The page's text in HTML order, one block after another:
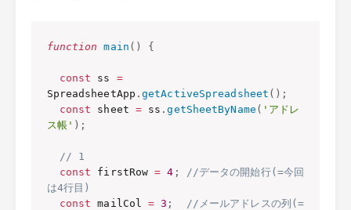
function main ( ) {
const ss =
SpreadsheetApp .getActiveSpreadsheet ( ) ;
const sheet = ss .getSheetByName ( 'アドレ
ス帳' ) ;
// 1
const firstRow = 4 ;
//データの開始行(=今回
は4行目)
const mailCol = 3 ;
//メールアドレスの列(=